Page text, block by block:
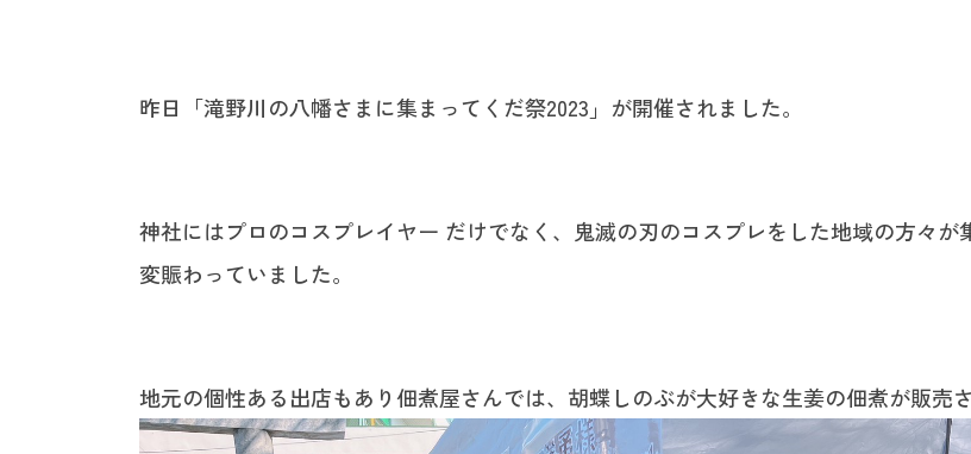
昨日「滝野川の八幡さまに集まってくだ祭2023」が開催されました。
神社にはプロのコスプレイヤー だけでなく、鬼滅の刃のコスプレをした地域の方々が
変賑わっていました。
地元の個性ある出店もあり佃煮屋さんでは、胡蝶しのぶが大好きな生姜の佃煮が販売